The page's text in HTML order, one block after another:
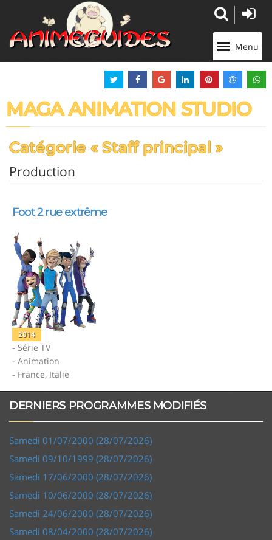
Menu
MAGA ANIMATION STUDIO
Catégorie « Staff principal »
Production
Foot 2 rue extrême
2014
- Série TV
- Animation
- France, Italie
DERNIERS PROGRAMMES MODIFIÉS
Samedi 01/07/2000 (28/07/2026)
Samedi 09/10/1999 (28/07/2026)
Samedi 17/06/2000 (28/07/2026)
Samedi 10/06/2000 (28/07/2026)
Samedi 24/06/2000 (28/07/2026)
Samedi 08/04/2000 (28/07/2026)
Panneau de gestion des cookies